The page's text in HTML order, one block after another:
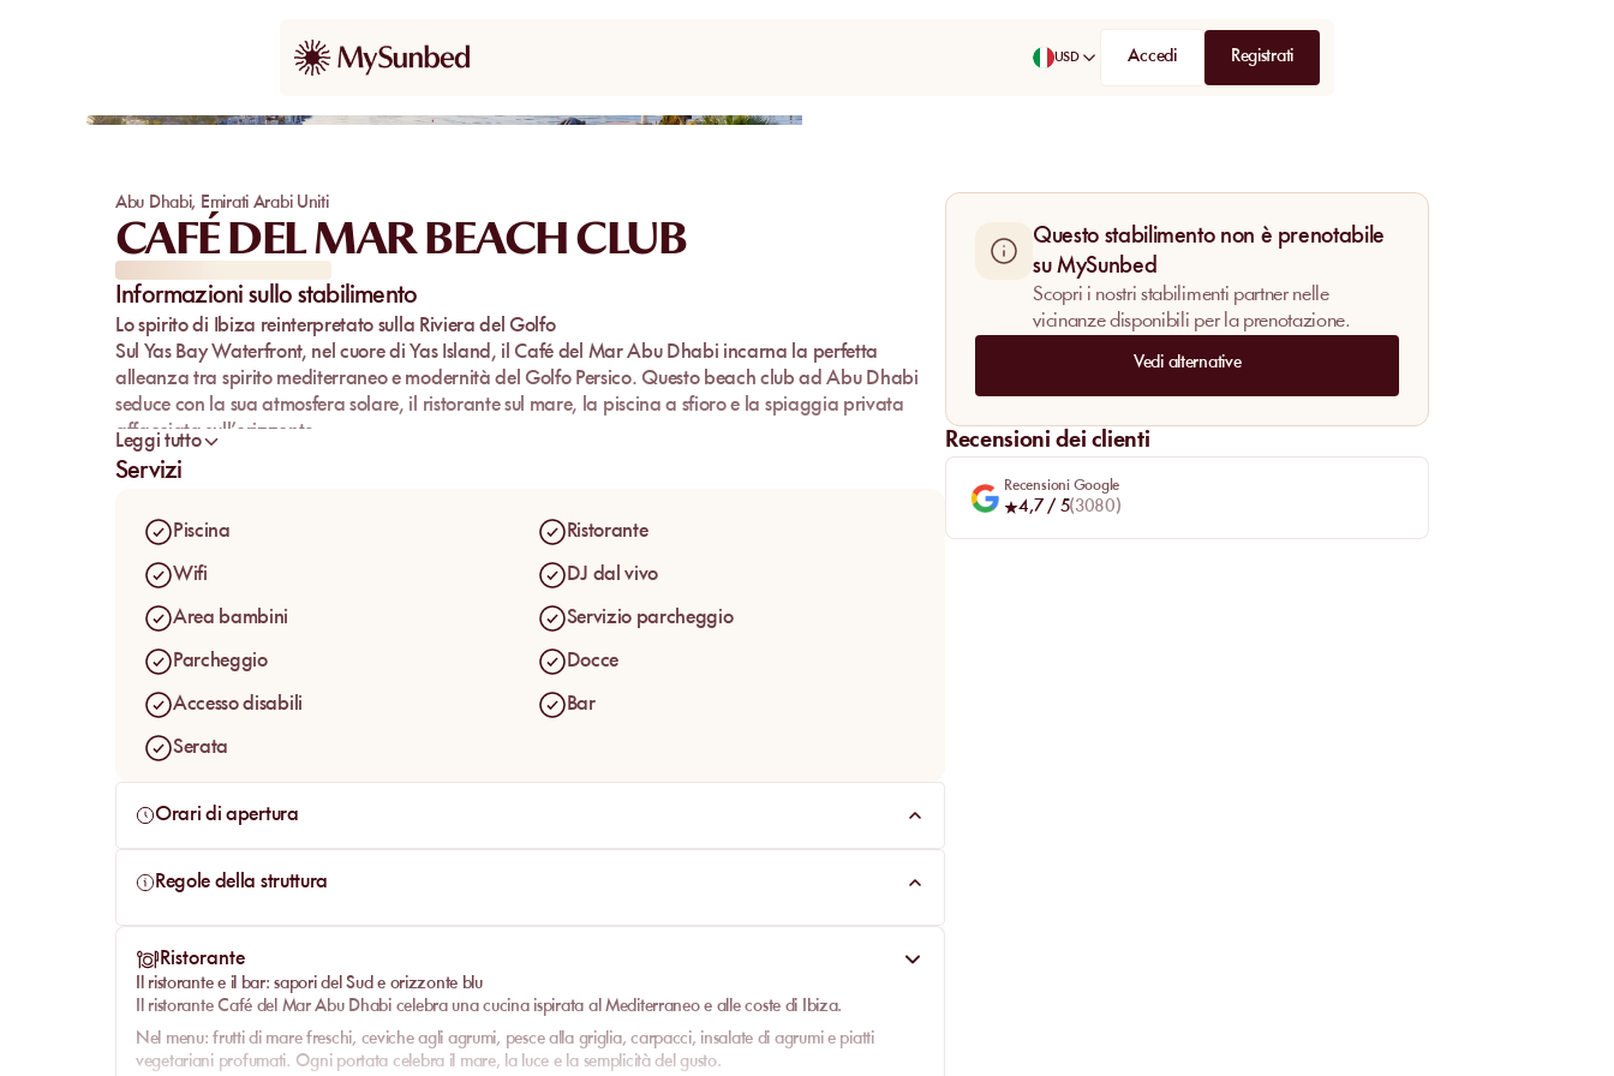
USD Accedi
Registrati
Abu Dhabi, Emirati Arabi Uniti
CAFÉ DEL MAR BEACH CLUB
Informazioni sullo stabilimento
Lo spirito di Ibiza reinterpretato sulla Riviera del Golfo
Sul Yas Bay Waterfront, nel cuore diYas Island , il Café del Mar Abu Dhabi incarna la perfetta
alleanza tra spirito mediterraneo e modernità del Golfo Persico. Questo beach club ad Abu Dhabi
seduce con la sua atmosfera solare, il ristorante sul mare, la piscina a sfioroe la spiaggia privata
affacciata sull’orizzonte.
Ispirato ai leggendari indirizzi di Ibiza, il
Fin dall’arrivo, la luce dorata, la brezza marina e la musica chill-house avvolgono i visitatori in
decorazioni da resort balneare
evocano la Riviera spagnola reinterpretata in chiave Abu Dhabi. Il
servizio fluido, i sorrisi attenti e la naturalezza del luogo confermano la firma del
Dhabi : eleganza naturale, comfort assoluto e libertà solare.
Leggi tutto
Servizi
Piscina Ristorante
Wifi DJ dal vivo
Area bambini Servizio parcheggio
Parcheggio Docce
Accesso disabili Bar
Serata
Orari di apertura
Regole della struttura
Ristorante
Il ristorante e il bar: sapori del Sud e orizzonte blu
Il ristorante Café del Mar Abu Dhabicelebra una cucina ispirata al Mediterraneo e alle coste di Ibiza.
Nel menu:frutti di mare freschi, ceviche agli agrumi, pesce alla griglia,carpacci, insalate di agrumie piatti
vegetariani profumati. Ogni portata celebra il mare, la luce e la semplicità del gusto.
Questo stabilimento non è prenotabile
su MySunbed
Scopri i nostri stabilimenti partner nelle
vicinanze disponibili per la prenotazione.
Vedi alternative
Recensioni dei clienti
Recensioni Google
4,7 / 5(3080)